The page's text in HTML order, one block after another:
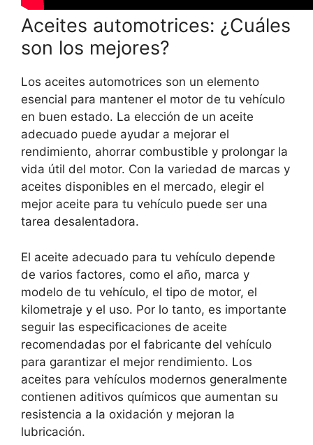
Aceites automotrices: ¿Cuáles
son los mejores?
Los aceites automotrices son un elemento
esencial para mantener el motor de tu vehículo
en buen estado. La elección de un aceite
adecuado puede ayudar a mejorar el
rendimiento, ahorrar combustible y prolongar la
vida útil del motor. Con la variedad de marcas y
aceites disponibles en el mercado, elegir el
mejor aceite para tu vehículo puede ser una
tarea desalentadora.
El aceite adecuado para tu vehículo depende
de varios factores, como el año, marca y
modelo de tu vehículo, el tipo de motor, el
kilometraje y el uso. Por lo tanto, es importante
seguir las especificaciones de aceite
recomendadas por el fabricante del vehículo
para garantizar el mejor rendimiento. Los
aceites para vehículos modernos generalmente
contienen aditivos químicos que aumentan su
resistencia a la oxidación y mejoran la
lubricación.